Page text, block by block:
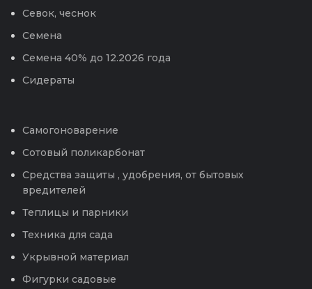
Севок, чеснок
Семена
Семена 40% до 12.2026 года
Сидераты
Самогоноварение
Сотовый поликарбонат
Средства защиты , удобрения, от бытовых
вредителей
Теплицы и парники
Техника для сада
Укрывной материал
Фигурки садовые